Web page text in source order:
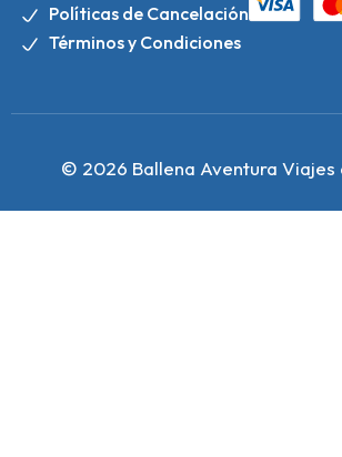
Políticas de Cancelación
Términos y Condiciones
© 2026 Ballena Aventura Viajes